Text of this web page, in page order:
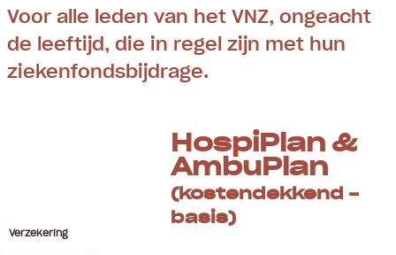
Voor alle leden van het VNZ, ongeacht
de leeftijd, die in regel zijn met hun
ziekenfondsbijdrage.
Verzekering
HospiPlan &
AmbuPlan
(kostendekkend -
basis)